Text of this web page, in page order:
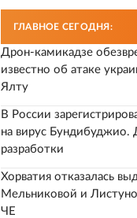
ГЛАВНОЕ СЕГОДНЯ:
Дрон-камикадзе
известно об атаке
Ялту
В России
на вирус Бундибуджио.
разработки
Хорватия отказалась
Мельниковой и
ЧЕ